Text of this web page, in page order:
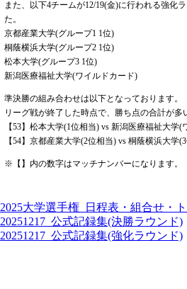
また、以下4チームが12/19(金)に行われる強化
た。
京都産業大学(グループ1 1位)
桐蔭横浜大学(グループ2 1位)
松本大学(グループ3 1位)
新潟医療福祉大学(ワイルドカード)
準決勝の組み合わせは以下となっております。
リーグ戦が終了した時点で、勝ち点の合計が多
【53】松本大学(1位相当) vs 新潟医療福祉大学(
【54】京都産業大学(2位相当) vs 桐蔭横浜大学
※【】内の数字はマッチナンバーになります。
2025大学選手権_日程表・組合せ・
20251217_公式記録集(決勝ラウンド)
20251217_公式記録集(強化ラウンド)